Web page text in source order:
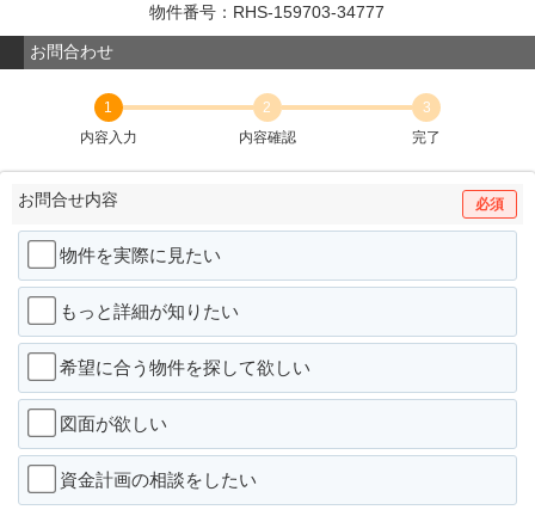
物件番号：RHS-159703-34777
お問合わせ
1
内容入力
2
内容確認
3
完了
お問合せ内容 必須
物件を実際に見たい
もっと詳細が知りたい
希望に合う物件を探して欲しい
図面が欲しい
資金計画の相談をしたい